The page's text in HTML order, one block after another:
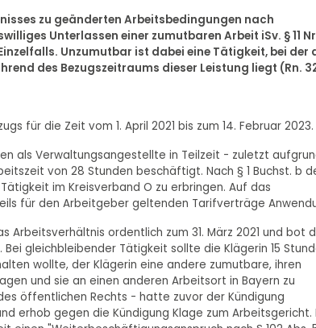
zu geänderten Arbeitsbedingungen nach
Unterlassen einer zumutbaren Arbeit iSv. § 11
Unzumutbar ist dabei eine Tätigkeit, bei der
des Bezugszeitraums dieser Leistung liegt (Rn.
für die Zeit vom 1. April 2021 bis zum 14. Februar 2023.
als Verwaltungsangestellte in Teilzeit - zuletzt
von 28 Stunden beschäftigt. Nach § 1 Buchst. b
im Kreisverband O zu erbringen. Auf das
für den Arbeitgeber geltenden Tarifverträge
ordentlich zum 31. März 2021 und bot
gleichbleibender Tätigkeit sollte die Klägerin 15
wollte, der Klägerin eine andere zumutbare, ihren
und sie an einen anderen Arbeitsort in Bayern zu
öffentlichen Rechts - hatte zuvor der Kündigung
erhob gegen die Kündigung Klage zum Arbeitsgericht.